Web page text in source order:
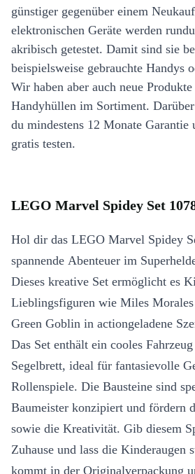
günstiger gegenüber einem
elektronischen Geräte werden
akribisch getestet. Damit sind sie
beispielsweise gebrauchte Handys
Wir haben aber auch neue
Handyhüllen im Sortiment.
du mindestens 12 Monate Garantie
gratis testen.
LEGO Marvel Spidey Set
Hol dir das LEGO Marvel Spidey
spannende Abenteuer im
Dieses kreative Set ermöglicht es
Lieblingsfiguren wie Miles
Green Goblin in actiongeladene
Das Set enthält ein cooles
Segelbrett, ideal für fantasievolle
Rollenspiele. Die Bausteine sind
Baumeister konzipiert und fördern
sowie die Kreativität. Gib diesem
Zuhause und lass die Kinderaugen
kommt in der Originalverpackung